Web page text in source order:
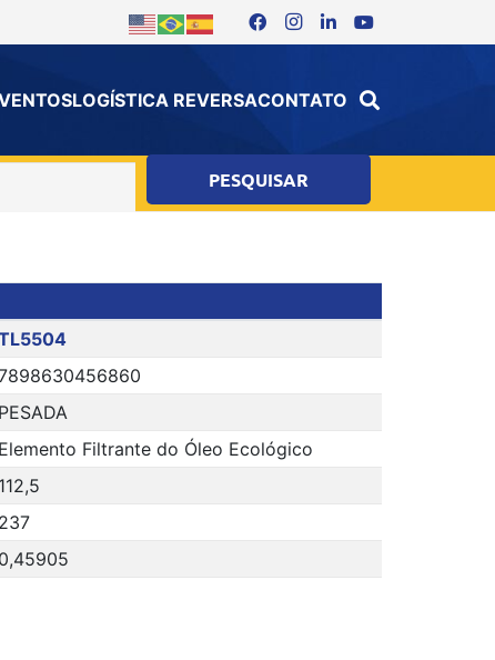
LOGÍSTICA REVERSACONTATO
PESADA
Elemento Filtrante do Óleo Ecológico
112,5
237
0,45905